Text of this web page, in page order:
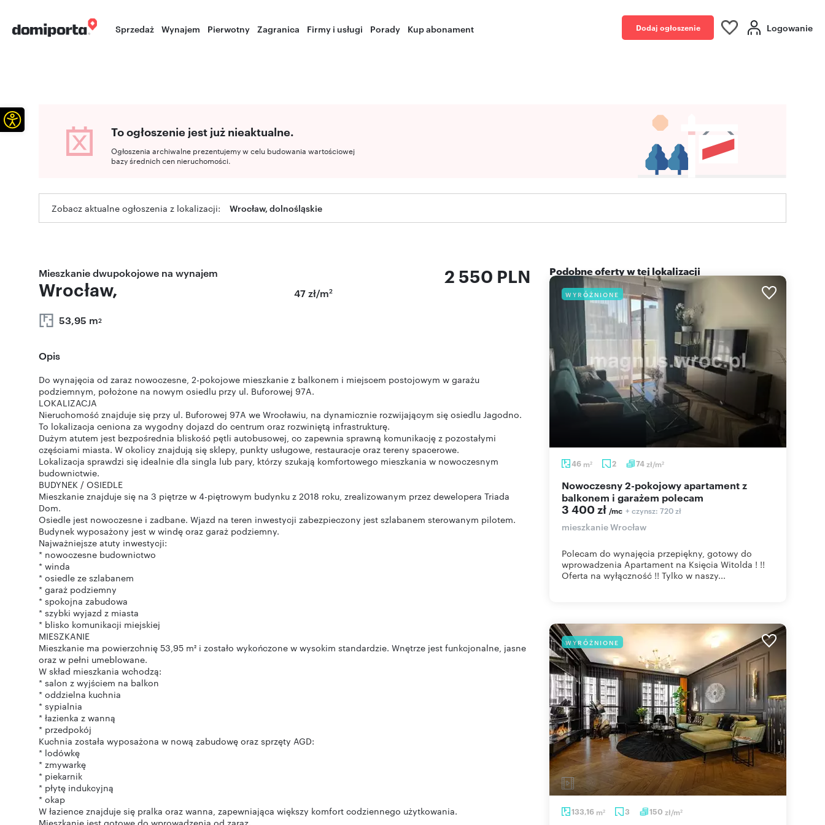
Sprzedaż Wynajem Pierwotny Zagranica Firmy i usługi Porady Kup abonament Dodaj ogłoszenie Logowanie
To ogłoszenie jest już nieaktualne.
Ogłoszenia archiwalne prezentujemy w celu budowania wartościowej
bazy średnich cen nieruchomości.
Zobacz aktualne ogłoszenia z lokalizacji: Wrocław, dolnośląskie
Mieszkanie dwupokojowe na wynajem
Wrocław,
53,95 m2
2 550 PLN
47 zł/m2
Opis
Do wynajęcia od zaraz nowoczesne, 2-pokojowe mieszkanie z balkonem i miejscem postojowym w garażu
podziemnym, położone na nowym osiedlu przy ul. Buforowej 97A.
LOKALIZACJA
Nieruchomość znajduje się przy ul. Buforowej 97A we Wrocławiu, na dynamicznie rozwijającym się osiedlu Jagodno.
To lokalizacja ceniona za wygodny dojazd do centrum oraz rozwiniętą infrastrukturę.
Dużym atutem jest bezpośrednia bliskość pętli autobusowej, co zapewnia sprawną komunikację z pozostałymi
częściami miasta. W okolicy znajdują się sklepy, punkty usługowe, restauracje oraz tereny spacerowe.
Lokalizacja sprawdzi się idealnie dla singla lub pary, którzy szukają komfortowego mieszkania w nowoczesnym
budownictwie.
BUDYNEK / OSIEDLE
Mieszkanie znajduje się na 3 piętrze w 4-piętrowym budynku z 2018 roku, zrealizowanym przez dewelopera Triada
Dom.
Osiedle jest nowoczesne i zadbane. Wjazd na teren inwestycji zabezpieczony jest szlabanem sterowanym pilotem.
Budynek wyposażony jest w windę oraz garaż podziemny.
Najważniejsze atuty inwestycji:
* nowoczesne budownictwo
* winda
* osiedle ze szlabanem
* garaż podziemny
* spokojna zabudowa
* szybki wyjazd z miasta
* blisko komunikacji miejskiej
MIESZKANIE
Mieszkanie ma powierzchnię 53,95 m² i zostało wykończone w wysokim standardzie. Wnętrze jest funkcjonalne, jasne
oraz w pełni umeblowane.
W skład mieszkania wchodzą:
* salon z wyjściem na balkon
* oddzielna kuchnia
* sypialnia
* łazienka z wanną
* przedpokój
Kuchnia została wyposażona w nową zabudowę oraz sprzęty AGD:
* lodówkę
* zmywarkę
* piekarnik
* płytę indukcyjną
* okap
W łazience znajduje się pralka oraz wanna, zapewniająca większy komfort codziennego użytkowania.
Mieszkanie jest gotowe do wprowadzenia od zaraz.
Podobne oferty w tej lokalizacji
WYRÓŻNIONE
46 m2 2 74zł/m2
Nowoczesny 2-pokojowy apartament z
balkonem i garażem polecam
3 400 zł /mc + czynsz: 720 zł
mieszkanie Wrocław
Polecam do wynajęcia przepiękny, gotowy do
wprowadzenia Apartament na Księcia Witolda ! !!
Oferta na wyłączność !! Tylko w naszy...
WYRÓŻNIONE
133,16 m2 3 150 zł/m2
Otwórz pasek narzędzi